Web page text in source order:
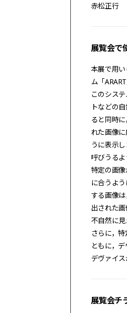
赤松正行
展覧会で
本展で用
ム「
このシス
トなどの
ると同時
れた画像
うに表示
呼びうるよ
特定の画
に合うよ
する画像
出された
不自然に見
さらに，
ともに，
デヴァイ
展覧会チ